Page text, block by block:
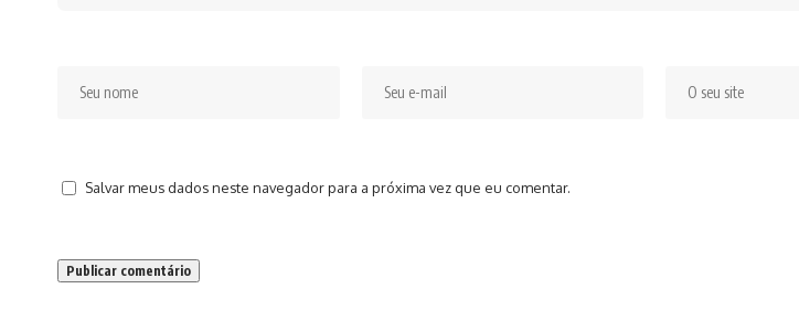
Salvar meus dados neste navegador para a próxima vez que eu comentar.